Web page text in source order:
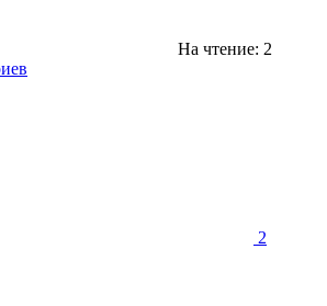
На чтение: 2
2